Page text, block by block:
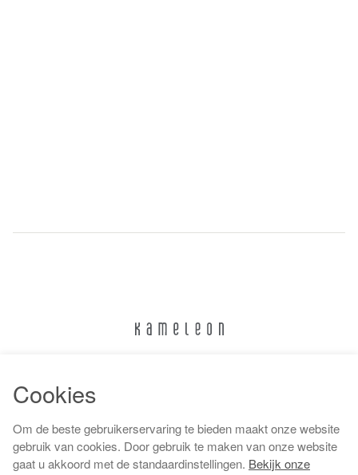
Algemene voorwaarden
Cookies
Om de beste gebruikerservaring te bieden maakt onze website
gebruik van cookies. Door gebruik te maken van onze website
gaat u akkoord met de standaardinstellingen. Bekijk onze